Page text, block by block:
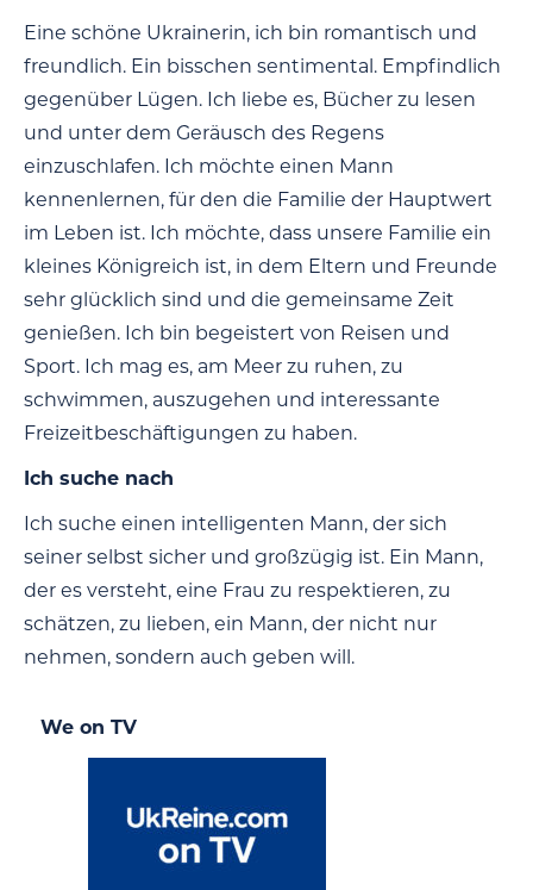
Eine schöne Ukrainerin, ich bin romantisch und
freundlich. Ein bisschen sentimental. Empfindlich
gegenüber Lügen. Ich liebe es, Bücher zu lesen
und unter dem Geräusch des Regens
einzuschlafen. Ich möchte einen Mann
kennenlernen, für den die Familie der Hauptwert
im Leben ist. Ich möchte, dass unsere Familie ein
kleines Königreich ist, in dem Eltern und Freunde
sehr glücklich sind und die gemeinsame Zeit
genießen. Ich bin begeistert von Reisen und
Sport. Ich mag es, am Meer zu ruhen, zu
schwimmen, auszugehen und interessante
Freizeitbeschäftigungen zu haben.
Ich suche nach
Ich suche einen intelligenten Mann, der sich
seiner selbst sicher und großzügig ist. Ein Mann,
der es versteht, eine Frau zu respektieren, zu
schätzen, zu lieben, ein Mann, der nicht nur
nehmen, sondern auch geben will.
We on TV